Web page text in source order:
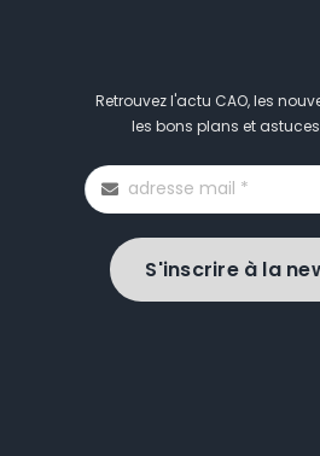
Retrouvez l'actu CAO, les
les bons plans et
S'inscrire à la